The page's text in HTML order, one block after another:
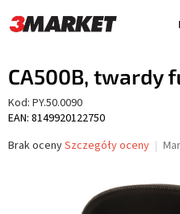
do
treści
CA500B, twardy
Kod: PY.50.0090
EAN: 8149920122750
Średnia
Brak ocenySzczegóły oceny